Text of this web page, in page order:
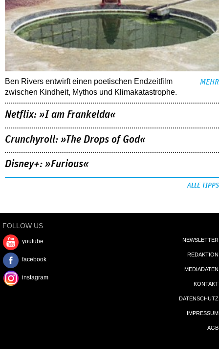
Ben Rivers entwirft einen poetischen Endzeitfilm
zwischen Kindheit, Mythos und Klimakatastrophe.
MEHR
Netflix: »I am Frankelda«
Crunchyroll: »The Drops of God«
Disney+: »Furious«
ALLE TIPPS
FOLLOW US
youtube
facebook
instagram
NEWSLETTER
REDAKTION
MEDIADATEN
KONTAKT
DATENSCHUTZ
IMPRESSUM
AGB